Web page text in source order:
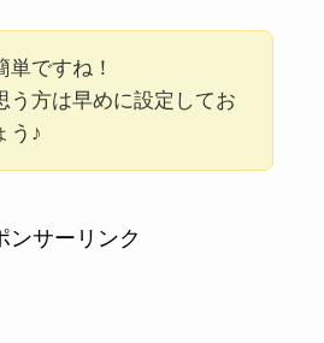
単ですね！
う方は早めに設定してお
う♪
ンサーリンク